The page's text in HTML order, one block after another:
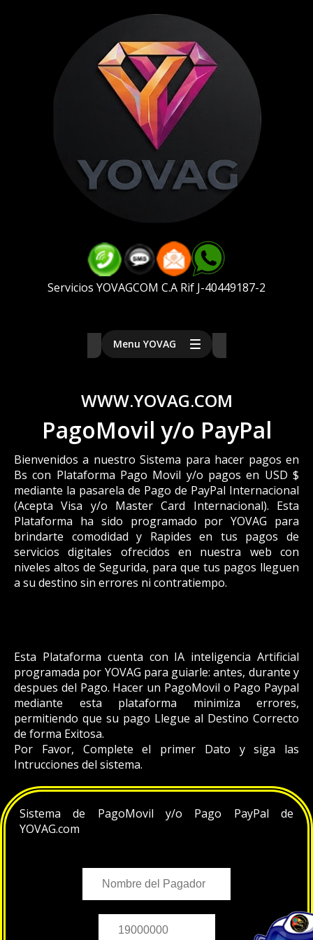
Servicios YOVAGCOM C.A Rif J-40449187-2
Menu YOVAG
WWW.YOVAG.COM
PagoMovil y/o PayPal
Bienvenidos a nuestro Sistema para hacer pagos en
Bs con Plataforma Pago Movil y/o pagos en USD $
mediante la pasarela de Pago de PayPal Internacional
(Acepta Visa y/o Master Card Internacional). Esta
Plataforma ha sido programado por YOVAG para
brindarte comodidad y Rapides en tus pagos de
servicios digitales ofrecidos en nuestra web con
niveles altos de Segurida, para que tus pagos lleguen
a su destino sin errores ni contratiempo.
Esta Plataforma cuenta con IA inteligencia Artificial
programada por YOVAG para guiarle: antes, durante y
despues del Pago. Hacer un PagoMovil o Pago Paypal
mediante esta plataforma minimiza errores,
permitiendo que su pago Llegue al Destino Correcto
de forma Exitosa.
Por Favor, Complete el primer Dato y siga las
Intrucciones del sistema.
Sistema de PagoMovil y/o Pago PayPal de
YOVAG.com